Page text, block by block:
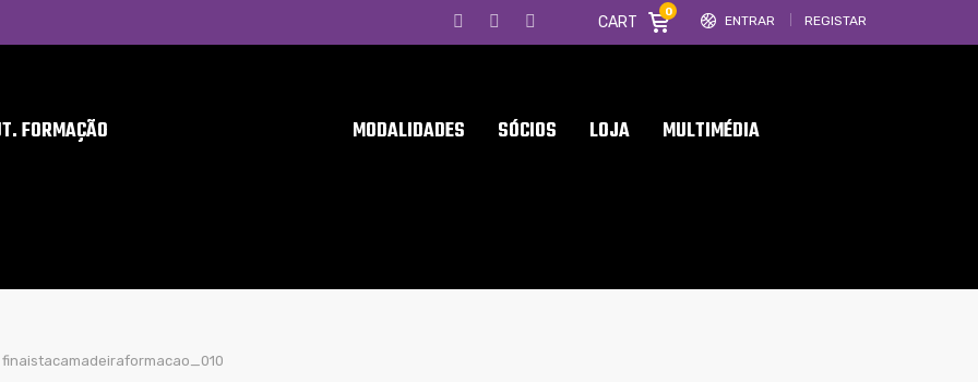
ENTRAR REGISTAR
CART
0
FORMAÇÃO MODALIDADES SÓCIOS LOJA MULTIMÉDIA
finaistacamadeiraformacao_010